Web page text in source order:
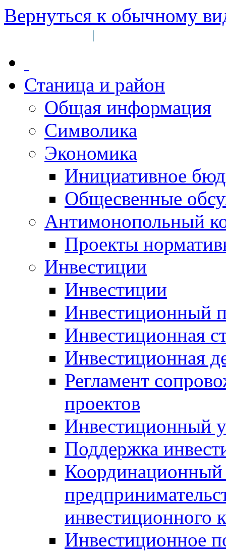
Вернуться к обычному
|
Станица и район
Общая информация
Символика
Экономика
Инициативное
Общесвенные
Антимонопольный
Проекты
Инвестиции
Инвестиции
Инвестиционный
Инвестиционная
Инвестиционная
Регламент
проектов
Инвестиционный
Поддержка
Координационный
инвестиционного
Инвестиционное